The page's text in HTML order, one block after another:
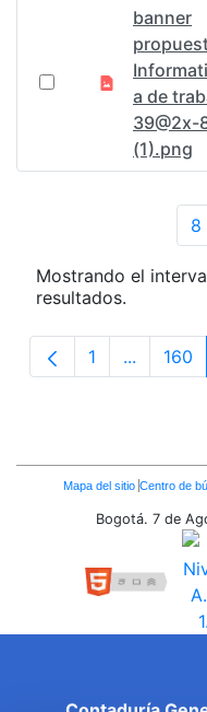
banner
a de
39@2x-
(1).png
8
Mostrando el
resultados.
Página
1 ...Páginas
160
Enlaces
Inferiores
Mapa del sitio Centro de
Bogotá. 7 de